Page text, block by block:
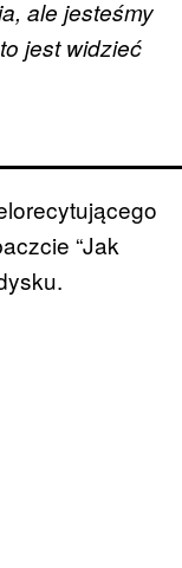
ale jesteśmy
jest widzieć
“Jak